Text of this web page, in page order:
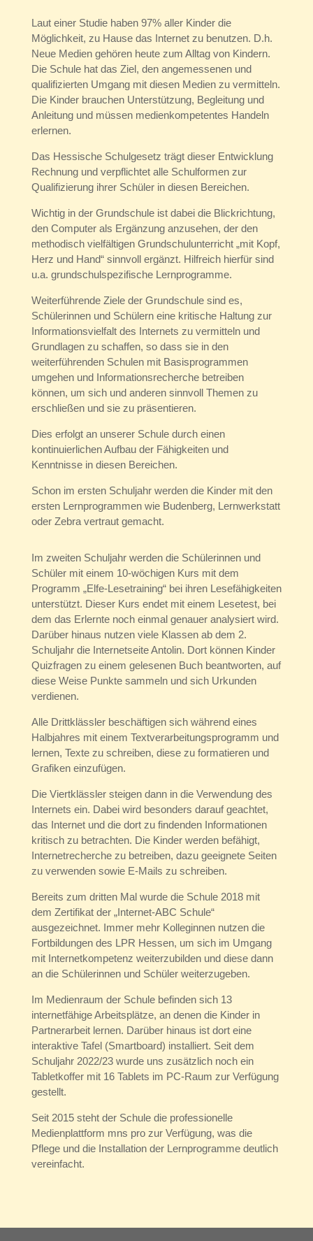
Laut einer Studie haben 97% aller Kinder die
Möglichkeit, zu Hause das Internet zu benutzen. D.h.
Neue Medien gehören heute zum Alltag von Kindern.
Die Schule hat das Ziel, den angemessenen und
qualifizierten Umgang mit diesen Medien zu vermitteln.
Die Kinder brauchen Unterstützung, Begleitung und
Anleitung und müssen medienkompetentes Handeln
erlernen.
Das Hessische Schulgesetz trägt dieser Entwicklung
Rechnung und verpflichtet alle Schulformen zur
Qualifizierung ihrer Schüler in diesen Bereichen.
Wichtig in der Grundschule ist dabei die Blickrichtung,
den Computer als Ergänzung anzusehen, der den
methodisch vielfältigen Grundschulunterricht „mit Kopf,
Herz und Hand“ sinnvoll ergänzt. Hilfreich hierfür sind
u.a. grundschulspezifische Lernprogramme.
Weiterführende Ziele der Grundschule sind es,
Schülerinnen und Schülern eine kritische Haltung zur
Informationsvielfalt des Internets zu vermitteln und
Grundlagen zu schaffen, so dass sie in den
weiterführenden Schulen mit Basisprogrammen
umgehen und Informationsrecherche betreiben
können, um sich und anderen sinnvoll Themen zu
erschließen und sie zu präsentieren.
Dies erfolgt an unserer Schule durch einen
kontinuierlichen Aufbau der Fähigkeiten und
Kenntnisse in diesen Bereichen.
Schon im ersten Schuljahr werden die Kinder mit den
ersten Lernprogrammen wie Budenberg, Lernwerkstatt
oder Zebra vertraut gemacht.
Im zweiten Schuljahr werden die Schülerinnen und
Schüler mit einem 10-wöchigen Kurs mit dem
Programm „Elfe-Lesetraining“ bei ihren Lesefähigkeiten
unterstützt. Dieser Kurs endet mit einem Lesetest, bei
dem das Erlernte noch einmal genauer analysiert wird.
Darüber hinaus nutzen viele Klassen ab dem 2.
Schuljahr die Internetseite Antolin. Dort können Kinder
Quizfragen zu einem gelesenen Buch beantworten, auf
diese Weise Punkte sammeln und sich Urkunden
verdienen.
Alle Drittklässler beschäftigen sich während eines
Halbjahres mit einem Textverarbeitungsprogramm und
lernen, Texte zu schreiben, diese zu formatieren und
Grafiken einzufügen.
Die Viertklässler steigen dann in die Verwendung des
Internets ein. Dabei wird besonders darauf geachtet,
das Internet und die dort zu findenden Informationen
kritisch zu betrachten. Die Kinder werden befähigt,
Internetrecherche zu betreiben, dazu geeignete Seiten
zu verwenden sowie E-Mails zu schreiben.
Bereits zum dritten Mal wurde die Schule 2018 mit
dem Zertifikat der „Internet-ABC Schule“
ausgezeichnet. Immer mehr Kolleginnen nutzen die
Fortbildungen des LPR Hessen, um sich im Umgang
mit Internetkompetenz weiterzubilden und diese dann
an die Schülerinnen und Schüler weiterzugeben.
Im Medienraum der Schule befinden sich 13
internetfähige Arbeitsplätze, an denen die Kinder in
Partnerarbeit lernen. Darüber hinaus ist dort eine
interaktive Tafel (Smartboard) installiert. Seit dem
Schuljahr 2022/23 wurde uns zusätzlich noch ein
Tabletkoffer mit 16 Tablets im PC-Raum zur Verfügung
gestellt.
Seit 2015 steht der Schule die professionelle
Medienplattform mns pro zur Verfügung, was die
Pflege und die Installation der Lernprogramme deutlich
vereinfacht.